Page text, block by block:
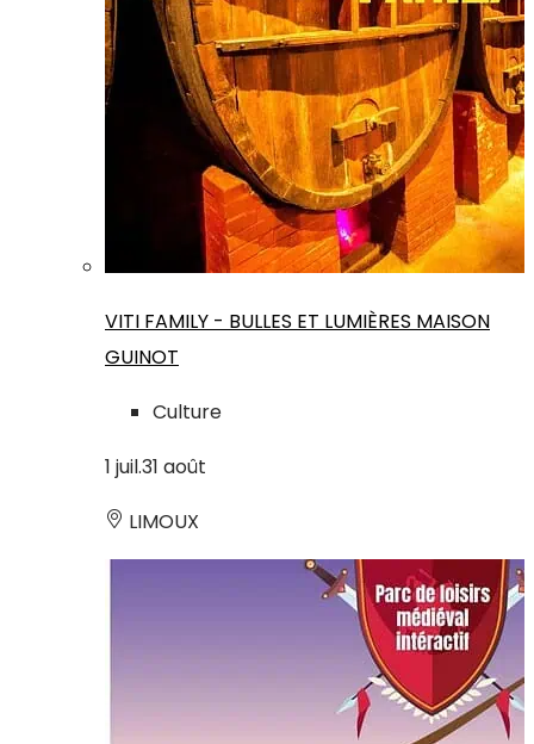
VITI FAMILY - BULLES ET LUMIÈRES MAISON
GUINOT
Culture
1 juil.31 août
LIMOUX